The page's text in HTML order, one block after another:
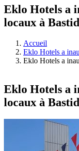
Eklo Hotels a
locaux à
Accueil
Eklo Hotels a
Eklo Hotels a
Eklo Hotels a
locaux à